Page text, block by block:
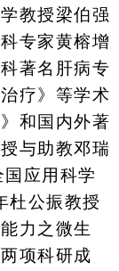
教授梁伯强
专家黄榕增
著名肝病专
疗》等学术
和国内外著
与助教邓瑞
应用科学
杜公振教授
力之微生
项科研成